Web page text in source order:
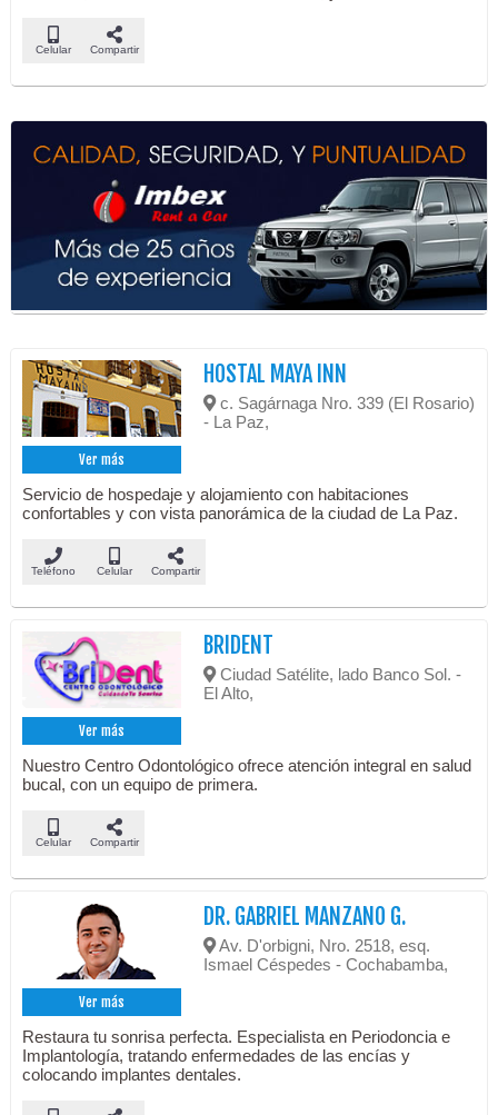
Celular Compartir
Ver más
HOSTAL MAYA INN
c. Sagárnaga Nro. 339 (El Rosario)
- La Paz,
Servicio de hospedaje y alojamiento con habitaciones
confortables y con vista panorámica de la ciudad de La Paz.
Teléfono Celular Compartir
Ver más
BRIDENT
Ciudad Satélite, lado Banco Sol. -
El Alto,
Nuestro Centro Odontológico ofrece atención integral en salud
bucal, con un equipo de primera.
Celular Compartir
Ver más
DR. GABRIEL MANZANO G.
Av. D'orbigni, Nro. 2518, esq.
Ismael Céspedes - Cochabamba,
Restaura tu sonrisa perfecta. Especialista en Periodoncia e
Implantología, tratando enfermedades de las encías y
colocando implantes dentales.